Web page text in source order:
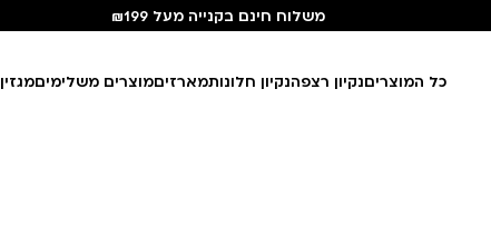
משלוח חינם בקנייה מעל ₪199
כל המוצריםנקיון רצפהנקיון חלונותמארזיםמוצרים משלימיםמגזין